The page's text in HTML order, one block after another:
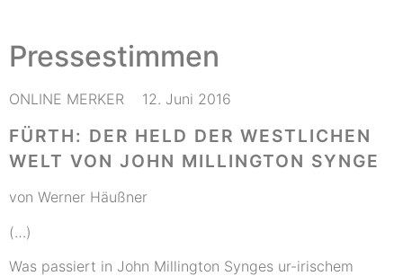
Pressestimmen
ONLINE MERKER 12. Juni 2016
FÜRTH: DER HELD DER WESTLICHEN
WELT VON JOHN MILLINGTON SYNGE
von Werner Häußner
(…)
Was passiert in John Millington Synges ur-irischem